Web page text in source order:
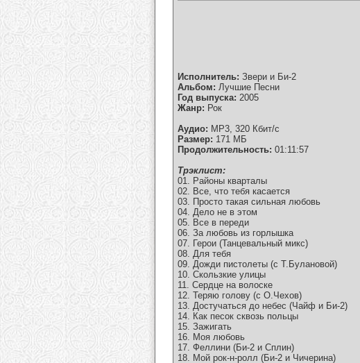
Исполнитель: Звери и Би-2
Альбом: Лучшие Песни
Год выпуска: 2005
Жанр: Рок
Аудио: MP3, 320 Кбит/с
Размер: 171 МБ
Продолжительность: 01:11:57
Tрэклист:
01. Районы кварталы
02. Все, что тебя касается
03. Просто такая сильная любовь
04. Дело не в этом
05. Все в переди
06. За любовь из горлышка
07. Герои (Танцевальный микс)
08. Для тебя
09. Дожди пистолеты (с Т.Булановой)
10. Скользкие улицы
11. Сердце на волоске
12. Теряю голову (с О.Чехов)
13. Достучаться до небес (Чайф и Би-2)
14. Как песок сквозь польцы
15. Зажигать
16. Моя любовь
17. Феллини (Би-2 и Сплин)
18. Мой рок-н-ролл (Би-2 и Чичерина)